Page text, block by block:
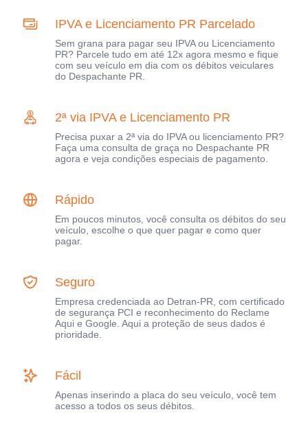
IPVA e Licenciamento PR Parcelado
Sem grana para pagar seu IPVA ou Licenciamento
PR? Parcele tudo em até 12x agora mesmo e fique
com seu veículo em dia com os débitos veiculares
do Despachante PR.
2ª via IPVA e Licenciamento PR
Precisa puxar a 2ª via do IPVA ou licenciamento PR?
Faça uma consulta de graça no Despachante PR
agora e veja condições especiais de pagamento.
Rápido
Em poucos minutos, você consulta os débitos do seu
veículo, escolhe o que quer pagar e como quer
pagar.
Seguro
Empresa credenciada ao Detran-PR, com certificado
de segurança PCI e reconhecimento do Reclame
Aqui e Google. Aqui a proteção de seus dados é
prioridade.
Fácil
Apenas inserindo a placa do seu veículo, você tem
acesso a todos os seus débitos.